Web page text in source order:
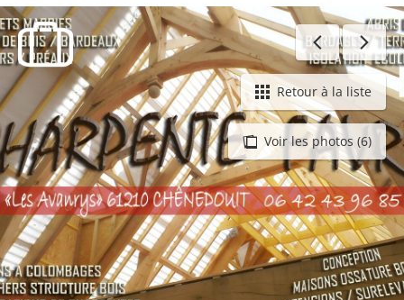
Toute l'offre
Voir les photos (6)
Retour à la liste